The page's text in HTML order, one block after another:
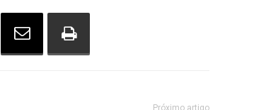
Próximo artigo